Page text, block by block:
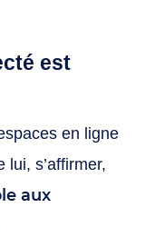
est
en ligne
s’affirmer,
aux